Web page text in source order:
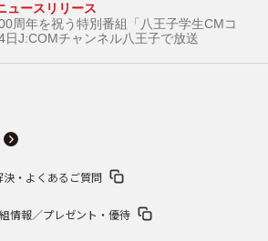
ュースリリース
周年を祝う特別番組「八王子学生CMコ
日J:COMチャンネル八王子で放送
決・よくあるご質問
情報／プレゼント・優待